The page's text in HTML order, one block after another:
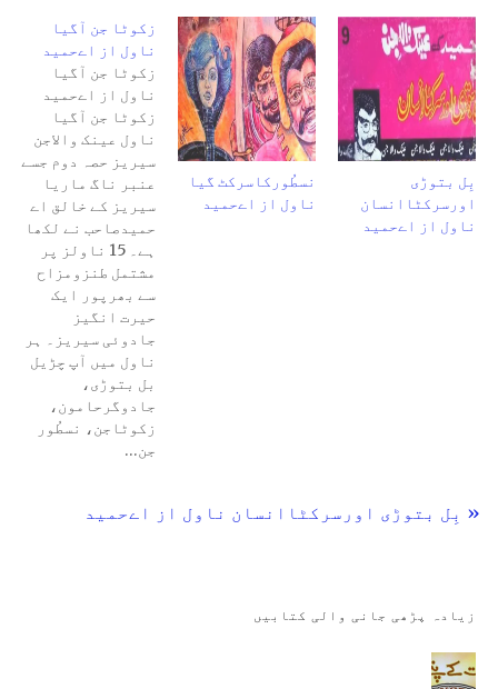
زکوٹا جن آگیا
ناول از اےحمید
زکوٹا جن آگیا
ناول از اےحمید
زکوٹا جن آگیا
ناول عینک والاجن
سیریز حصہ دوم جسے
عنبر ناگ ماریا
سیریز کے خالق اے
حمیدصاحب نے لکھا
ہے۔ 15 ناولز پر
مشتمل طنزومزاح
سے بھرپور ایک
حیرت انگیز
جادوئی سیریز۔ ہر
ناول میں آپ چڑیل
بل بتوڑی،
جادوگرحامون،
زکوٹاجن، نسطُور
جن…
نسطُورکاسرکٹ گیا
ناول از اےحمید
بِل بتوڑی
اورسرکٹاانسان
ناول از اےحمید
« بِل بتوڑی اورسرکٹاانسان ناول از اےحمید
زیادہ پڑھی جانی والی کتابیں